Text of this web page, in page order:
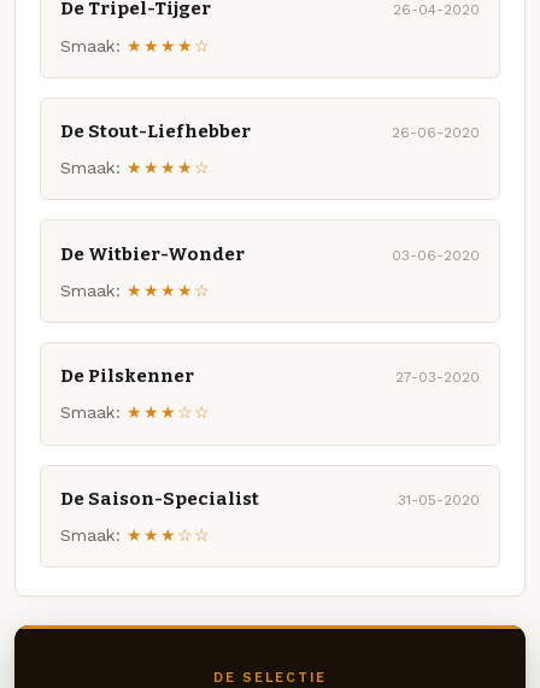
De Tripel-Tijger 26-04-2020
Smaak: ★★★★☆
De Stout-Liefhebber 26-06-2020
Smaak: ★★★★☆
De Witbier-Wonder 03-06-2020
Smaak: ★★★★☆
De Pilskenner 27-03-2020
Smaak: ★★★☆☆
De Saison-Specialist 31-05-2020
Smaak: ★★★☆☆
DE SELECTIE